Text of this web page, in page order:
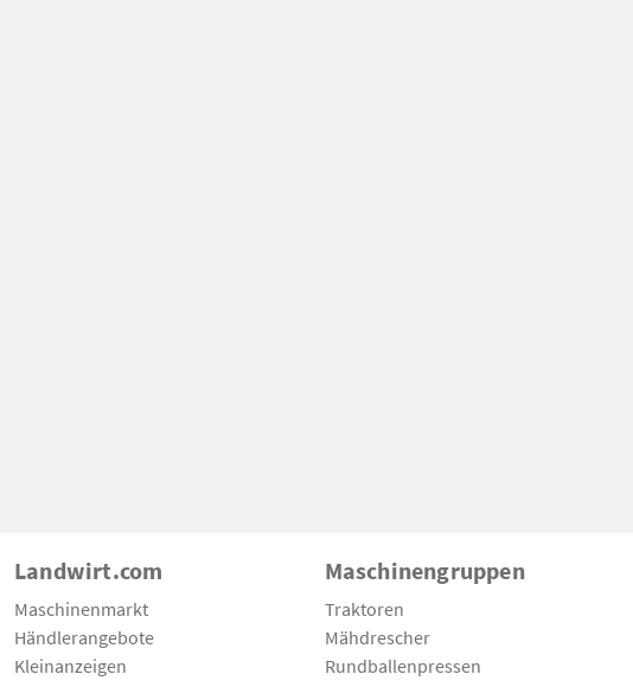
Landwirt.com
Maschinenmarkt
Händlerangebote
Kleinanzeigen
Maschinengruppen
Traktoren
Mähdrescher
Rundballenpressen